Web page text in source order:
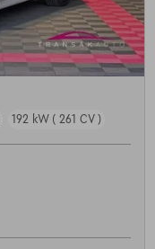
192 kW ( 261 CV )